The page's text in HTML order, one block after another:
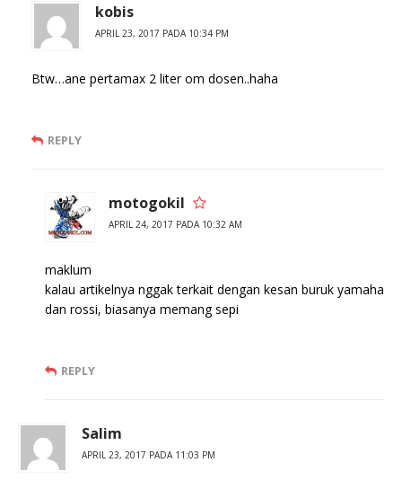
kobis
APRIL 23, 2017 PADA 10:34 PM
Btw…ane pertamax 2 liter om dosen..haha
REPLY
motogokil
APRIL 24, 2017 PADA 10:32 AM
maklum
kalau artikelnya nggak terkait dengan kesan buruk yamaha
dan rossi, biasanya memang sepi
REPLY
Salim
APRIL 23, 2017 PADA 11:03 PM